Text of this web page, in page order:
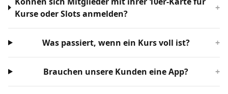
Kurse oder Slots anmelden?
+
Was passiert, wenn ein Kurs voll ist? +
Brauchen unsere Kunden eine App? +